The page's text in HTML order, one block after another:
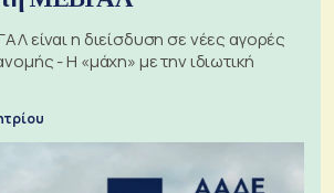
είναι η διείσδυση σε νέες αγορές
- Η «μάχη» με την ιδιωτική